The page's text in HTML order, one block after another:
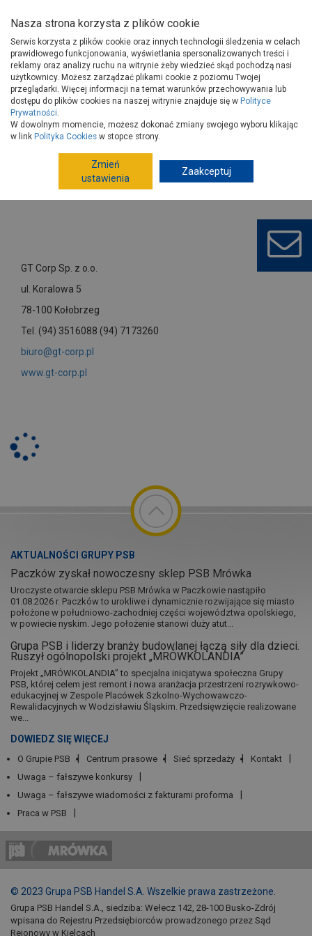
Strona główna Dostawcy GT Corp Sp. z o.o.
GT Corp Sp. z o.o.
ul. Koralowa 5
78-100 Kołobrzeg
Tel. (94) 3516088 (94) 7173260
biuro@gt-corp.pl
www.gt-corp.pl
AKTUALNOŚCI GRUPY PSB
Paczków zyskał nowoczesny sklep PSB Mrówka
Uroczyste otwarcie sklepu PSB Mrówka w Paczkowie nastąpiło
01.08.2026 r. Paczków to urokliwe i dynamicznie rozwijające się miasto
położone w południowo-zachodniej części województwa opolskiego,
w powiecie nyskim. Jego położenie stanowi duży atut...
Grupa PSB i liderzy branży budowlanej łączą siły dla dzieci.
Ruszył ogólnopolski projekt „MRÓWKOLANDIA”
Projekt „MRÓWKOLANDIA” to specjalna inicjatywa społeczna Grupy
PSB, której celem jest remont i nowa aranżacja przestrzeni rozrywkowo-
edukacyjnej w Zespole Placówek Szkolno-Wychowawczo-
Rewalidacyjnych w Wodzisławiu Śląskim. Przedsięwzięcie realizowane
we...
DOWIEDZ SIĘ WIĘCEJ
O Grupie PSB Centrum prasowe Sieć sprzedaży
Kontakt
Uwaga – fałszywe konkursy
Uwaga – fałszywe wiadomości z fakturami proforma
Praca w PSB
© 2023 Grupa PSB Handel S.A. Wszelkie prawa zastrzeżone.
Grupa PSB Handel S.A., siedziba: Wełecz 142, 28-100 Busko-Zdrój
wpisana do Rejestru Przedsiębiorców prowadzonego przez Sąd
Rejonowy w Kielcach
Nasza strona korzysta z plików cookie
Serwis korzysta z plików cookie oraz innych technologii śledzenia w celach
prawidłowego funkcjonowania, wyświetlania spersonalizowanych treści i
reklamy oraz analizy ruchu na witrynie żeby wiedzieć skąd pochodzą nasi
użytkownicy. Możesz zarządzać plikami cookie z poziomu Twojej
przeglądarki. Więcej informacji na temat warunków przechowywania lub
dostępu do plików cookies na naszej witrynie znajduje się w Polityce
Prywatności.
W dowolnym momencie, możesz dokonać zmiany swojego wyboru klikając
w link Polityka Cookies w stopce strony.
Zmień
ustawienia
Zaakceptuj